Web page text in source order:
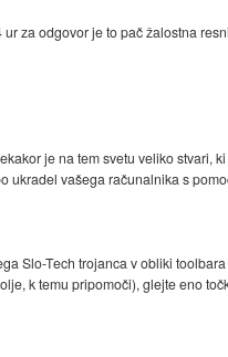
za odgovor je to pač žalostna
je na tem svetu veliko stvari,
ukradel vašega računalnika s
Slo-Tech trojanca v obliki
k temu pripomoči), glejte eno